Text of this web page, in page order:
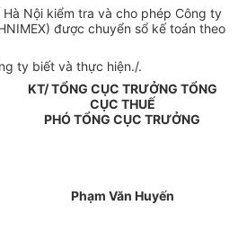
Nội kiểm tra và cho phép Công ty
được chuyển sổ kế toán theo
ty biết và thực hiện./.
KT/ TỔNG CỤC TRƯỞNG TỔNG
CỤC THUẾ
PHÓ TỔNG CỤC TRƯỞNG
Phạm Văn Huyến